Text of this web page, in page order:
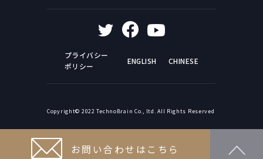
プライバシー
ポリシー
ENGLISH CHINESE
Copyright© 2022 TechnoBrain Co., ltd. All Rights Reserved
お問い合わせはこちら